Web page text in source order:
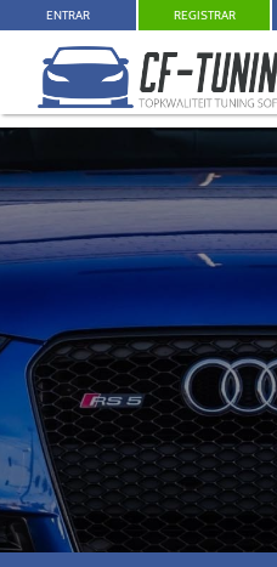
ENTRAR REGISTRAR